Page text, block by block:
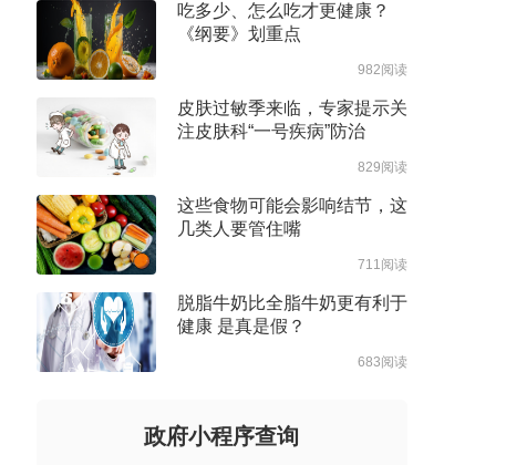
吃多少、怎么吃才更健康？
《纲要》划重点
982阅读
皮肤过敏季来临，专家提示关
注皮肤科“一号疾病”防治
829阅读
这些食物可能会影响结节，这
几类人要管住嘴
711阅读
脱脂牛奶比全脂牛奶更有利于
健康 是真是假？
683阅读
政府小程序查询